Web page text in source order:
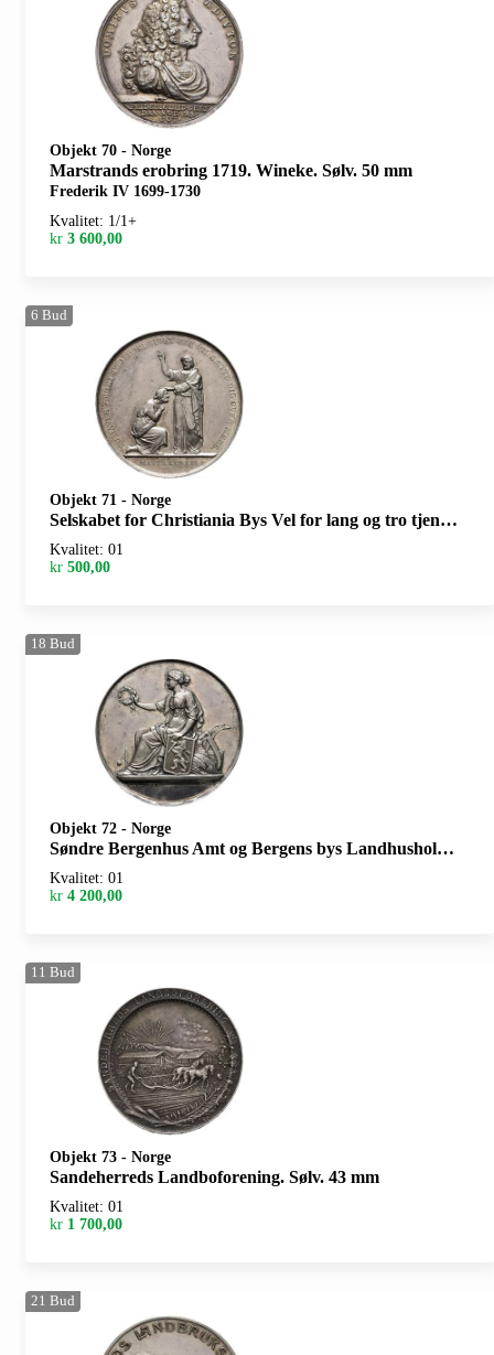
Objekt 70 - Norge
Marstrands erobring 1719. Wineke. Sølv. 50 mm
Frederik IV 1699-1730
Kvalitet: 1/1+
kr 3 600,00
6 Bud
Objekt 71 - Norge
Selskabet for Christiania Bys Vel for lang og tro tjeneste, sølvmedalje.
Kvalitet: 01
kr 500,00
18 Bud
Objekt 72 - Norge
Søndre Bergenhus Amt og Bergens bys Landhusholdningsselskab sølv
Kvalitet: 01
kr 4 200,00
11 Bud
Objekt 73 - Norge
Sandeherreds Landboforening. Sølv. 43 mm
Kvalitet: 01
kr 1 700,00
21 Bud